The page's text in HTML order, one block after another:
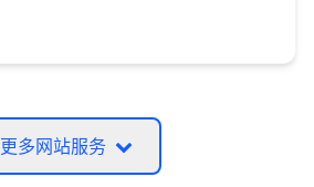
更多网站服务